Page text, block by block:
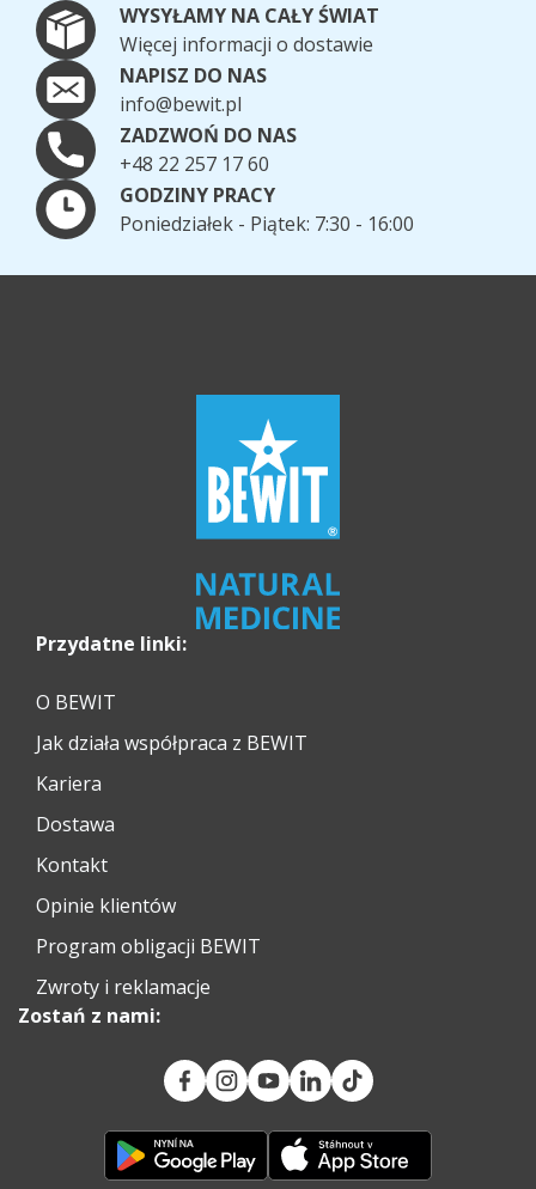
WYSYŁAMY NA CAŁY ŚWIAT
Więcej informacji o dostawie
NAPISZ DO NAS
info@bewit.pl
ZADZWOŃ DO NAS
+48 22 257 17 60
GODZINY PRACY
Poniedziałek - Piątek: 7:30 - 16:00
Przydatne linki:
O BEWIT
Jak działa współpraca z BEWIT
Kariera
Dostawa
Kontakt
Opinie klientów
Program obligacji BEWIT
Zwroty i reklamacje
Zostań z nami: